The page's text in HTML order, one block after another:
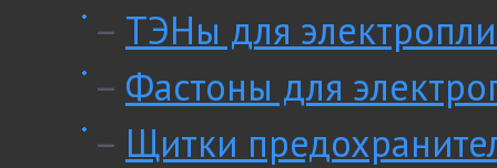
– ТЭНы для
– Фастоны для
– Щитки